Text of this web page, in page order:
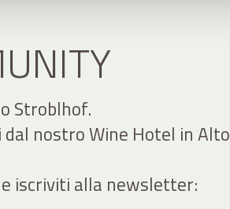
Stroblhof.
nostro Wine Hotel in Alto
iscriviti alla newsletter: